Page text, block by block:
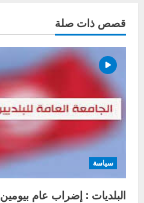
قصص ذات صلة
سياسة
البلديات : إضراب عام بيومين